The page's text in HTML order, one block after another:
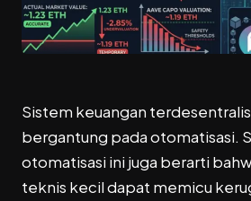
Sistem keuangan
bergantung pada otomatisasi.
otomatisasi ini juga berarti
teknis kecil dapat memicu